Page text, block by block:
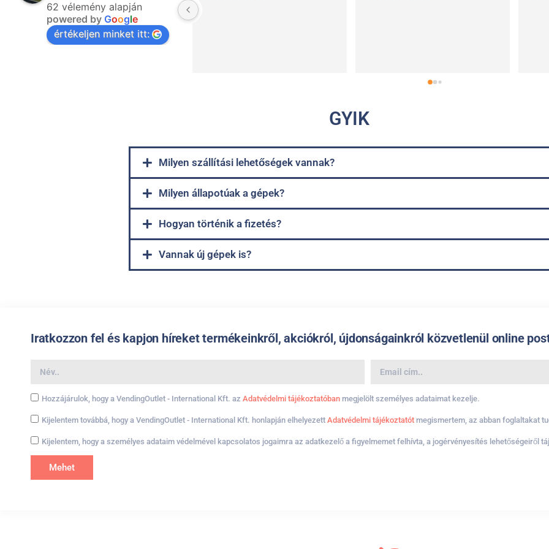
62 vélemény alapján
powered by Google
értékeljen minket itt:
GYIK
Milyen szállítási lehetőségek vannak?
Milyen állapotúak a gépek?
Hogyan történik a fizetés?
Vannak új gépek is?
Iratkozzon fel és kapjon híreket termékeinkről, akciókról, újdonságainkról közvetlenül online
Hozzájárulok, hogy a VendingOutlet - International Kft. az Adatvédelmi tájékoztatóban megjelölt személyes adataimat kezelje.
Kijelentem továbbá, hogy a VendingOutlet - International Kft. honlapján elhelyezett Adatvédelmi tájékoztatót megismertem, az abban foglaltakat
Kijelentem, hogy a személyes adataim védelmével kapcsolatos jogaimra az adatkezelő a figyelmemet felhívta, a jogérvényesítés lehetőségeiről
Mehet